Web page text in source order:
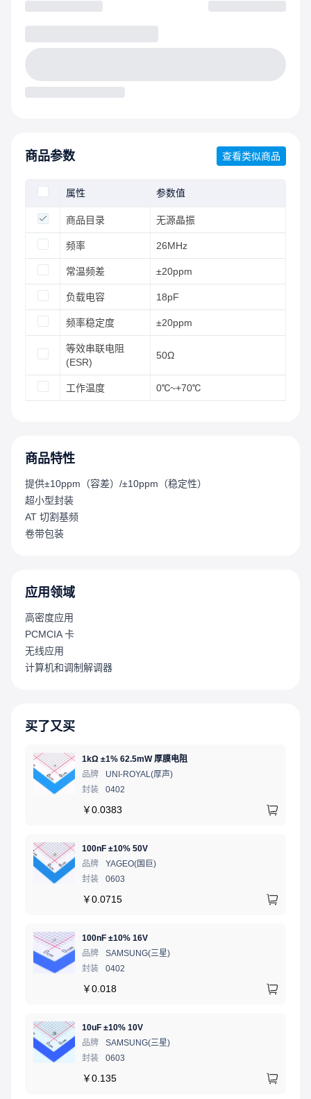
商品参数 查看类似商品
属性 参数值
商品目录 无源晶振
频率 26MHz
常温频差 ±20ppm
负载电容 18pF
频率稳定度 ±20ppm
等效串联电阻
(ESR)
50Ω
工作温度 0℃~+70℃
商品特性
提供±10ppm（容差）/±10ppm（稳定性）
超小型封装
AT 切割基频
卷带包装
应用领域
高密度应用
PCMCIA 卡
无线应用
计算机和调制解调器
买了又买
1kΩ ±1% 62.5mW 厚膜电阻
品牌
UNI-ROYAL(厚声)
封装
0402
￥0.0383
100nF ±10% 50V
品牌
YAGEO(国巨)
封装
0603
￥0.0715
100nF ±10% 16V
品牌
SAMSUNG(三星)
封装
0402
￥0.018
10uF ±10% 10V
品牌
SAMSUNG(三星)
封装
0603
￥0.135